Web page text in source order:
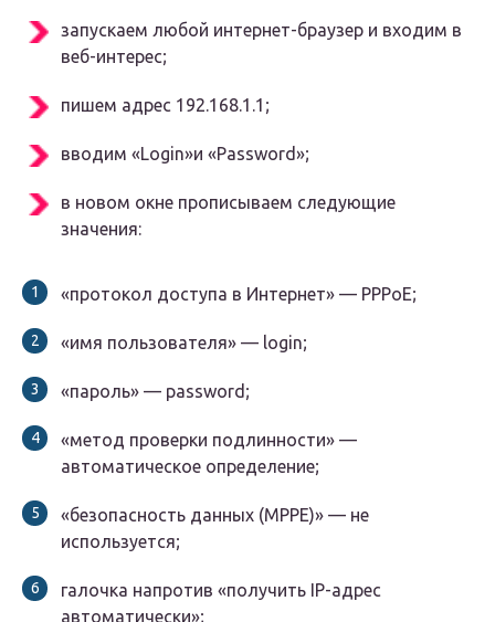
запускаем любой интернет-браузер и входим в
веб-интерес;
пишем адрес 192.168.1.1;
вводим «Login»и «Password»;
в новом окне прописываем следующие
значения:
«протокол доступа в Интернет» — РРРоЕ;
«имя пользователя» — login;
«пароль» — password;
«метод проверки подлинности» —
автоматическое определение;
«безопасность данных (МРРЕ)» — не
используется;
галочка напротив «получить IP-адрес
автоматически»;